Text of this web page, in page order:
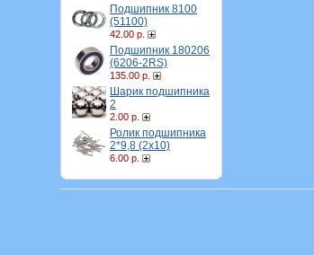
Подшипник 8100
(51100)
42.00 р.
Подшипник 180206
(6206-2RS)
135.00 р.
Шарик подшипника
2
2.00 р.
Ролик подшипника
2*9,8 (2х10)
6.00 р.